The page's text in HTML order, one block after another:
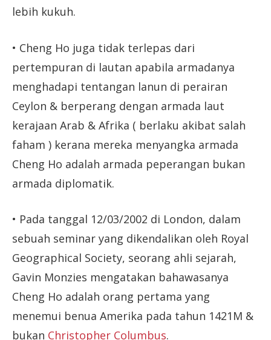
lebih kukuh.
• Cheng Ho juga tidak terlepas dari
pertempuran di lautan apabila armadanya
menghadapi tentangan lanun di perairan
Ceylon & berperang dengan armada laut
kerajaan Arab & Afrika ( berlaku akibat salah
faham ) kerana mereka menyangka armada
Cheng Ho adalah armada peperangan bukan
armada diplomatik.
• Pada tanggal 12/03/2002 di London, dalam
sebuah seminar yang dikendalikan oleh Royal
Geographical Society, seorang ahli sejarah,
Gavin Monzies mengatakan bahawasanya
Cheng Ho adalah orang pertama yang
menemui benua Amerika pada tahun 1421M &
bukan Christopher Columbus.